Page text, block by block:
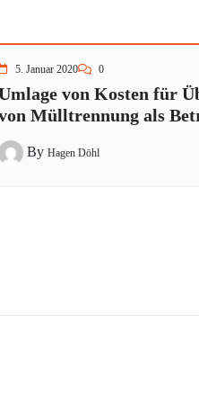
5. Januar 2020 0
von Kosten für
Mülltrennung als
By Hagen Döhl